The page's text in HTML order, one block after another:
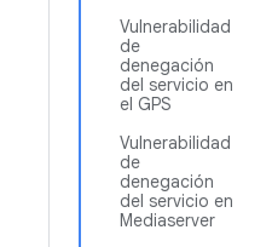
Vulnerabilidad
de
denegación
del servicio en
el GPS
Vulnerabilidad
de
denegación
del servicio en
Mediaserver